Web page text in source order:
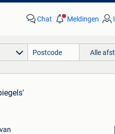
Chat Meldingen
Alle